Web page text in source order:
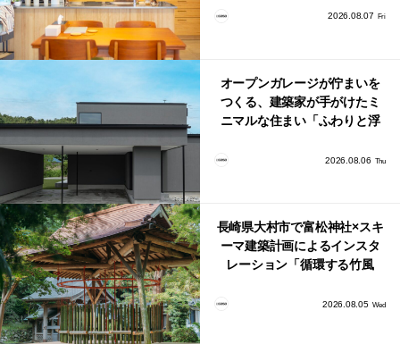
2026.08.07 Fri
オープンガレージが佇まいを
つくる、建築家が手がけたミ
ニマルな住まい「ふわりと浮
2026.08.06 Thu
長崎県大村市で富松神社×スキ
ーマ建築計画によるインスタ
レーション「循環する竹風
2026.08.05 Wed